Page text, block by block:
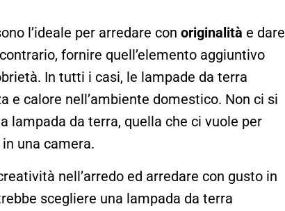
l’ideale per arredare con originalità e dare
fornire quell’elemento aggiuntivo
In tutti i casi, le lampade da terra
e calore nell’ambiente domestico. Non ci si
lampada da terra, quella che ci vuole per
una camera.
nell’arredo ed arredare con gusto in
scegliere una lampada da terra